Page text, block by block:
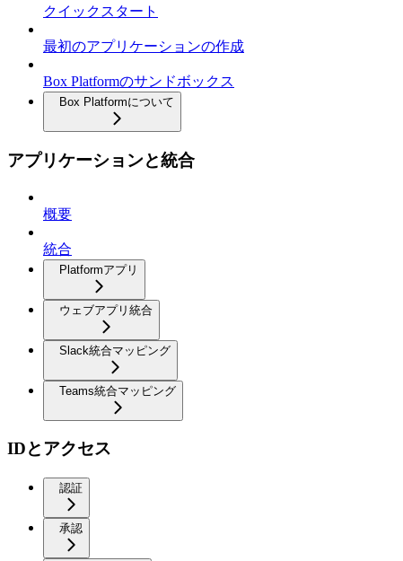
クイックスタート
最初のアプリケーションの作成
Box Platformのサンドボックス
Box Platformについて
アプリケーションと統合
概要
統合
Platformアプリ
ウェブアプリ統合
Slack統合マッピング
Teams統合マッピング
IDとアクセス
認証
承認